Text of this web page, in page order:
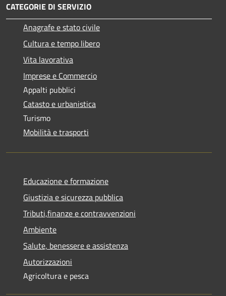
CATEGORIE DI SERVIZIO
Anagrafe e stato civile
Cultura e tempo libero
Vita lavorativa
Imprese e Commercio
Appalti pubblici
Catasto e urbanistica
Turismo
Mobilità e trasporti
Educazione e formazione
Giustizia e sicurezza pubblica
Tributi,finanze e contravvenzioni
Ambiente
Salute, benessere e assistenza
Autorizzazioni
Agricoltura e pesca